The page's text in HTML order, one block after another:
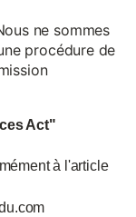
ne sommes
procédure de
Act"
à l'article